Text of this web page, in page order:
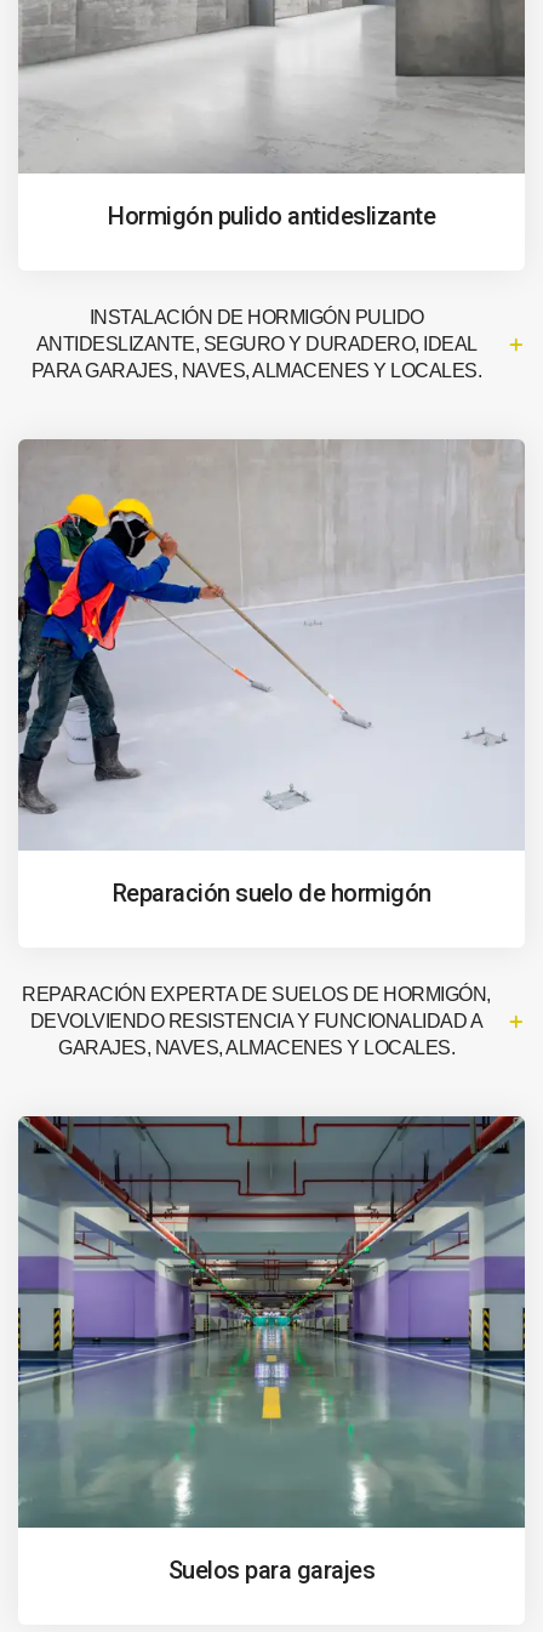
Hormigón pulido antideslizante
INSTALACIÓN DE HORMIGÓN PULIDO
ANTIDESLIZANTE, SEGURO Y DURADERO, IDEAL
PARA GARAJES, NAVES, ALMACENES Y LOCALES.
Reparación suelo de hormigón
REPARACIÓN EXPERTA DE SUELOS DE HORMIGÓN,
DEVOLVIENDO RESISTENCIA Y FUNCIONALIDAD A
GARAJES, NAVES, ALMACENES Y LOCALES.
Suelos para garajes